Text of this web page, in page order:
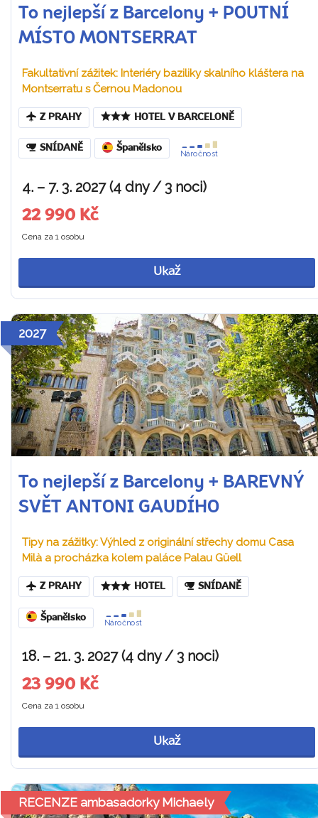
To nejlepší z Barcelony + POUTNÍ
MÍSTO MONTSERRAT
Fakultativní zážitek: Interiéry baziliky skalního kláštera na
Montserratu s Černou Madonou
Z PRAHY HOTEL V BARCELONĚ
SNÍDANĚ Španělsko
Náročnost
4. – 7. 3. 2027 (4 dny / 3 noci)
22 990 Kč
Cena za 1 osobu
Ukaž
2027
To nejlepší z Barcelony + BAREVNÝ
SVĚT ANTONI GAUDÍHO
Tipy na zážitky: Výhled z originální střechy domu Casa
Milà a procházka kolem paláce Palau Güell
Z PRAHY HOTEL SNÍDANĚ
Španělsko
Náročnost
18. – 21. 3. 2027 (4 dny / 3 noci)
23 990 Kč
Cena za 1 osobu
Ukaž
RECENZE ambasadorky Michaely